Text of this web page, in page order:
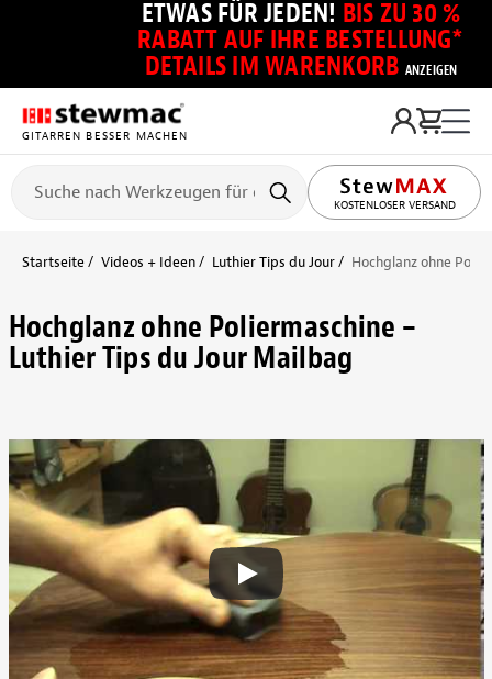
ETWAS FÜR JEDEN! BIS ZU 30 %
RABATT AUF IHRE BESTELLUNG*
DETAILS IM WARENKORB ANZEIGEN
GITARREN BESSER MACHEN
KOSTENLOSER VERSAND
Startseite Videos + Ideen Luthier Tips du Jour Hochglanz ohne
Hochglanz ohne Poliermaschine –
Luthier Tips du Jour Mailbag